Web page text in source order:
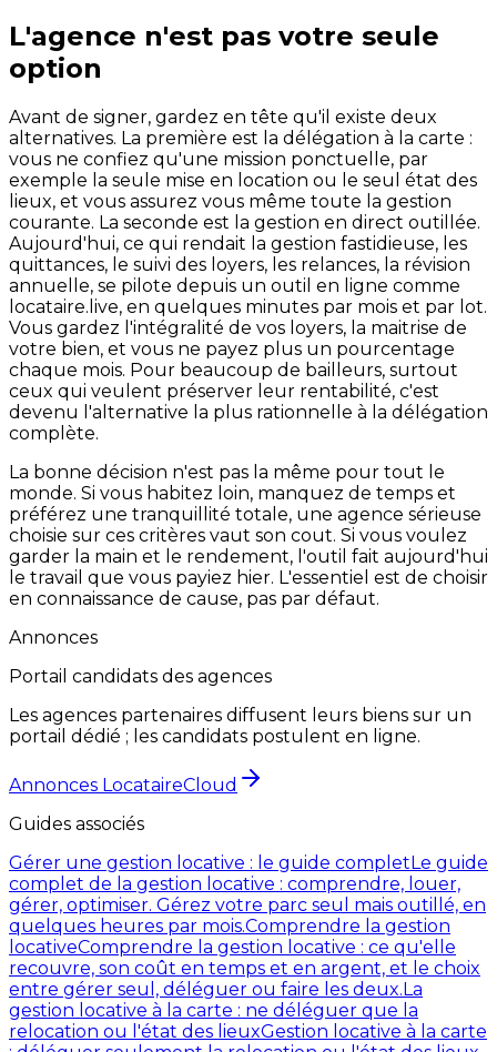
L'agence n'est pas votre seule
option
Avant de signer, gardez en tête qu'il existe deux
alternatives. La première est la délégation à la carte :
vous ne confiez qu'une mission ponctuelle, par
exemple la seule mise en location ou le seul état des
lieux, et vous assurez vous même toute la gestion
courante. La seconde est la gestion en direct outillée.
Aujourd'hui, ce qui rendait la gestion fastidieuse, les
quittances, le suivi des loyers, les relances, la révision
annuelle, se pilote depuis un outil en ligne comme
locataire.live, en quelques minutes par mois et par lot.
Vous gardez l'intégralité de vos loyers, la maitrise de
votre bien, et vous ne payez plus un pourcentage
chaque mois. Pour beaucoup de bailleurs, surtout
ceux qui veulent préserver leur rentabilité, c'est
devenu l'alternative la plus rationnelle à la délégation
complète.
La bonne décision n'est pas la même pour tout le
monde. Si vous habitez loin, manquez de temps et
préférez une tranquillité totale, une agence sérieuse
choisie sur ces critères vaut son cout. Si vous voulez
garder la main et le rendement, l'outil fait aujourd'hui
le travail que vous payiez hier. L'essentiel est de choisir
en connaissance de cause, pas par défaut.
Annonces
Portail candidats des agences
Les agences partenaires diffusent leurs biens sur un
portail dédié ; les candidats postulent en ligne.
Annonces LocataireCloud
Guides associés
Gérer une gestion locative : le guide completLe guide
complet de la gestion locative : comprendre, louer,
gérer, optimiser. Gérez votre parc seul mais outillé, en
quelques heures par mois.Comprendre la gestion
locativeComprendre la gestion locative : ce qu'elle
recouvre, son coût en temps et en argent, et le choix
entre gérer seul, déléguer ou faire les deux.La
gestion locative à la carte : ne déléguer que la
relocation ou l'état des lieuxGestion locative à la carte